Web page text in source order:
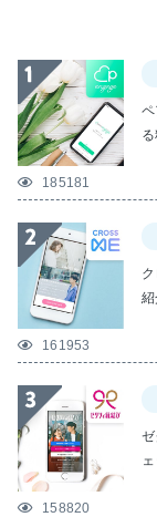
185181
161953
158820